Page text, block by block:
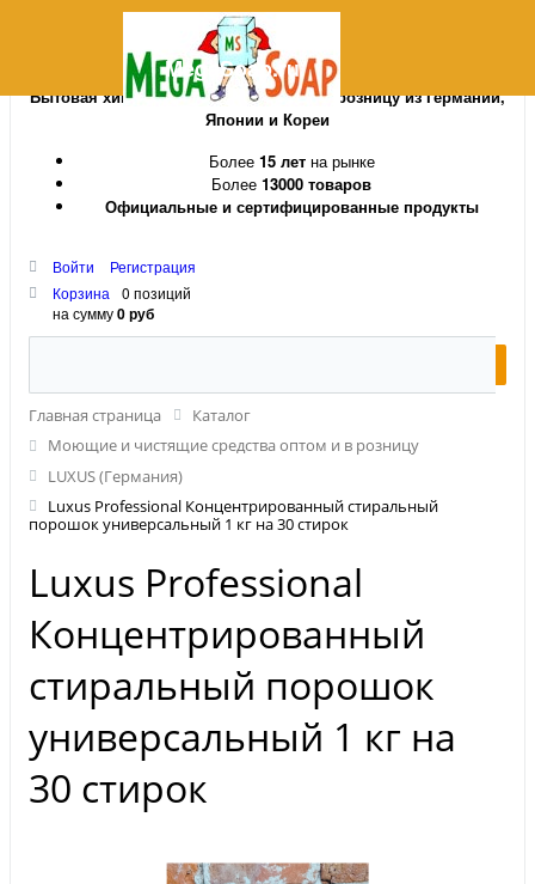
MegaSoap.ru
Бытовая химия и косметика оптом и в розницу из Германии,
Японии и Кореи
Более 15 летна рынке
Более 13000 товаров
Официальные и сертифицированные продукты
Войти
Регистрация
Корзина
0 позиций
на сумму0 руб
Главная страница
Каталог
Моющие и чистящие средства оптом и в розницу
LUXUS (Германия)
Luxus Professional Концентрированный стиральный
порошок универсальный 1 кг на 30 стирок
Luxus Professional
Концентрированный
стиральный порошок
универсальный 1 кг на
30 стирок